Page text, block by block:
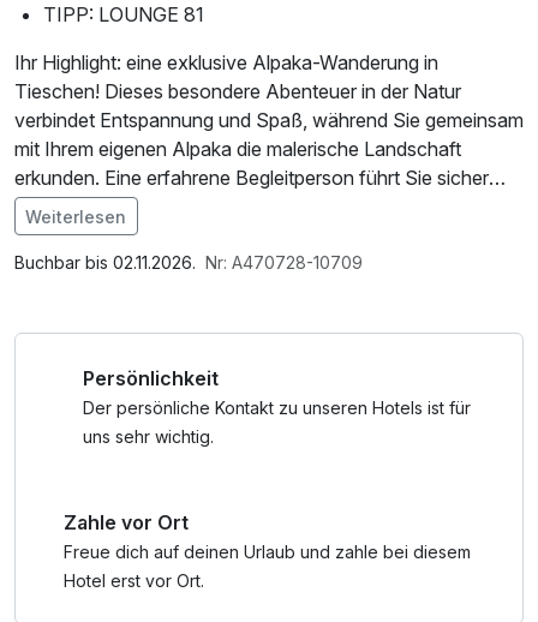
TIPP: LOUNGE 81
Ihr Highlight: eine exklusive Alpaka-Wanderung in
Tieschen! Dieses besondere Abenteuer in der Natur
verbindet Entspannung und Spaß, während Sie gemeinsam
mit Ihrem eigenen Alpaka die malerische Landschaft
erkunden. Eine erfahrene Begleitperson führt Sie sicher
durch das Erlebnis, das mindestens 1,5 Stunden dauert –
ganz im Rhythmus der Alpakas und fernab von fremden
Gruppen. Nur Sie, die Tiere, und die Ruhe der Natur.
verschmelzen Komfort und Natur zu einem Rückzugsort
der Extraklasse.
Ein Erlebnis, das Abenteuerlust und Erholung
Ideal für Gäste, die das Außergewöhnliche suchen!
Im Angebot enthalten
Parkplatz, W-LAN Nutzung / Internetnutzung,
Weiterlesen
Buchbar bis 02.11.2026. Nr: A470728-10709
Persönlichkeit
Der persönliche Kontakt zu unseren Hotels ist für
uns sehr wichtig.
Zahle vor Ort
Freue dich auf deinen Urlaub und zahle bei diesem
Hotel erst vor Ort.